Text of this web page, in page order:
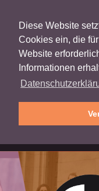
Diese Website
Cookies ein, die
Website
Informationen